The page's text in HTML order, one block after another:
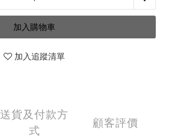
加入購物車
加入追蹤清單
送貨及付款方
式
顧客評價